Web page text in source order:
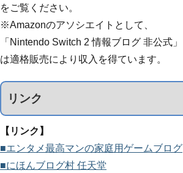
をご覧ください。
※Amazonのアソシエイトとして、
「Nintendo Switch 2 情報ブログ 非公式」
は適格販売により収入を得ています。
リンク
【リンク】
■エンタメ最高マンの家庭用ゲームブログ
■にほんブログ村 任天堂